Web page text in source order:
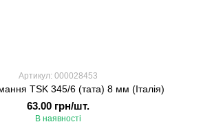
Артикул: 000028453
TSK 345/6 (тата) 8 мм (Італія)
63.00 грн/шт.
В наявності